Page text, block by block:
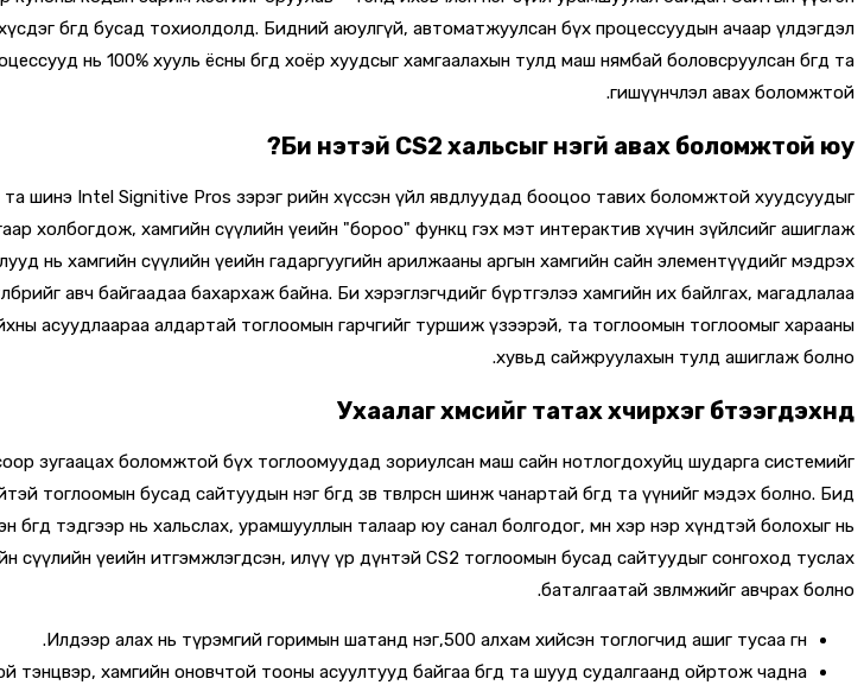
бөгөөд бусад тохиолдолд. Бидний аюулгүй, автоматжуулсан бүх процессуудын ачаар үлдэгдэл
нь 100% хууль ёсны бөгөөд хоёр хуудсыг хамгаалахын тулд маш нямбай боловсруулсан бөгөөд та
гишүүнчлэл авах боломжтой.
Би үнэтэй CS2 хальсыг үнэгүй авах боломжтой юу?
та шинэ Intel Signitive Pros зэрэг өөрийн хүссэн үйл явдлуудад бооцоо тавих боломжтой хуудсуудыг
холбогдож, хамгийн сүүлийн үеийн "бороо" функц гэх мэт интерактив хүчин зүйлсийг ашиглаж
нь хамгийн сүүлийн үеийн гадаргуугийн арилжааны аргын хамгийн сайн элементүүдийг мэдрэх
авч байгаадаа бахархаж байна. Би хэрэглэгчдийг бүртгэлээ хамгийн их байлгах, магадлалаа
асуудлаараа алдартай тоглоомын гарчгийг туршиж үзээрэй, та тоглоомын тоглоомыг харааны
хувьд сайжруулахын тулд ашиглаж болно.
Ухаалаг хүмүүсийг татах хүчирхэг бүтээгдэхүүнүүд
зугаацах боломжтой бүх тоглоомуудад зориулсан маш сайн нотлогдохуйц шударга системийг
бусад сайтуудын нэг бөгөөд зөв төвлөрсөн шинж чанартай бөгөөд та үүнийг мэдэх болно. Бид
тэдгээр нь хальслах, урамшууллын талаар юу санал болгодог, мөн хэр нэр хүндтэй болохыг нь
сүүлийн үеийн итгэмжлэгдсэн, илүү үр дүнтэй CS2 тоглоомын бусад сайтуудыг сонгоход туслах
баталгаатай зөвлөмжийг авчрах болно.
Илдээр алах нь түрэмгий горимын шатанд нэг,500 алхам хийсэн тоглогчид ашиг тусаа өгнө.
хамгийн оновчтой тооны асуултууд байгаа бөгөөд та шууд судалгаанд ойртож чадна.